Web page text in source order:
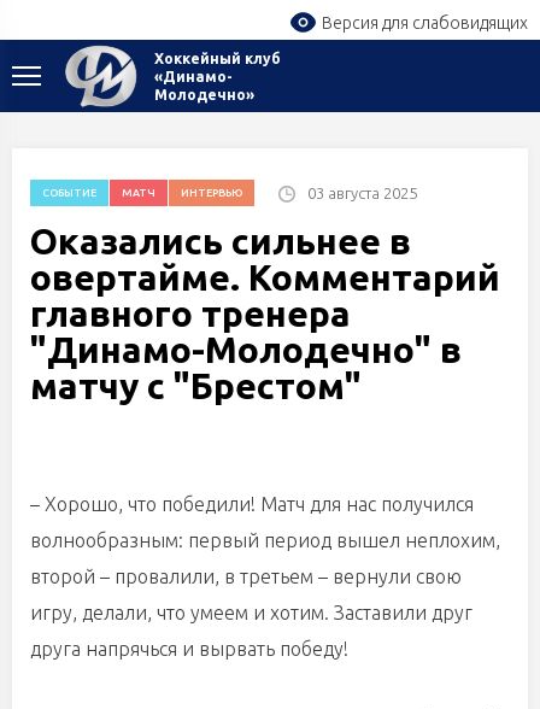
Версия для слабовидящих
Хоккейный клуб
«Динамо-
Молодечно»
СОБЫТИЕ МАТЧ ИНТЕРВЬЮ 03 августа 2025
Оказались сильнее в
овертайме. Комментарий
главного тренера
"Динамо-Молодечно" в
матчу с "Брестом"
– Хорошо, что победили! Матч для нас получился
волнообразным: первый период вышел неплохим,
второй – провалили, в третьем – вернули свою
игру, делали, что умеем и хотим. Заставили друг
друга напрячься и вырвать победу!